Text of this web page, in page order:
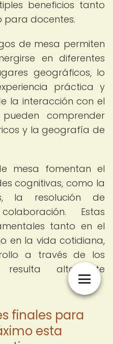
beneficios tanto
para docentes.
de mesa permiten
en diferentes
geográficos, lo
práctica y
la interacción con el
comprender
y la geografía de
mesa fomentan el
cognitivas, como la
la resolución de
Estas
tanto en el
en la vida cotidiana,
a través de los
altamente
finales para
esta